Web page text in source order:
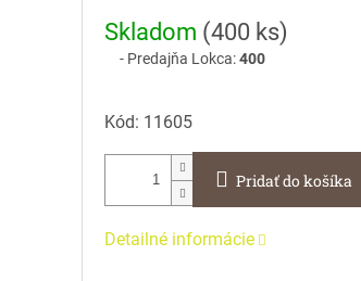
Jednotková
cena:
Skladom (400 ks)
Predajňa Lokca:400
Kód: 11605
Pridať do košíka
Detailné informácie